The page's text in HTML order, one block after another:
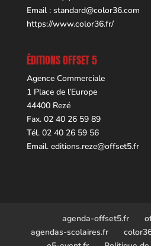
Email : standard@color36.com
https://www.color36.fr/
ÉDITIONS OFFSET 5
Agence Commerciale
1 Place de l’Europe
44400 Rezé
Fax. 02 40 26 59 89
Tél. 02 40 26 59 56
Email. editions.reze@offset5.fr
agenda-offset5.fr
agendas-scolaires.fr